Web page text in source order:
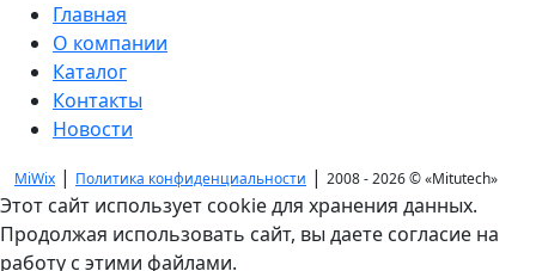
Главная
О компании
Каталог
Контакты
Новости
MiWix | Политика конфиденциальности | 2008 - 2026 ©«Mitutech»
Этот сайт использует cookie для хранения данных.
Продолжая использовать сайт, вы даете согласие на
работу с этими файлами.